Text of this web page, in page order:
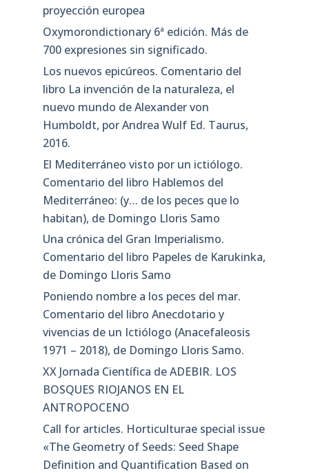
proyección europea
Oxymorondictionary 6ª edición. Más de
700 expresiones sin significado.
Los nuevos epicúreos. Comentario del
libro La invención de la naturaleza, el
nuevo mundo de Alexander von
Humboldt, por Andrea Wulf Ed. Taurus,
2016.
El Mediterráneo visto por un ictiólogo.
Comentario del libro Hablemos del
Mediterráneo: (y… de los peces que lo
habitan), de Domingo Lloris Samo
Una crónica del Gran Imperialismo.
Comentario del libro Papeles de Karukinka,
de Domingo Lloris Samo
Poniendo nombre a los peces del mar.
Comentario del libro Anecdotario y
vivencias de un Ictiólogo (Anacefaleosis
1971 – 2018), de Domingo Lloris Samo.
XX Jornada Científica de ADEBIR. LOS
BOSQUES RIOJANOS EN EL
ANTROPOCENO
Call for articles. Horticulturae special issue
«The Geometry of Seeds: Seed Shape
Definition and Quantification Based on